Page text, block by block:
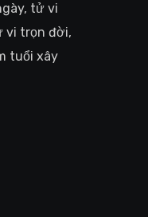
tử vi
vi trọn đời,
tuổi xây